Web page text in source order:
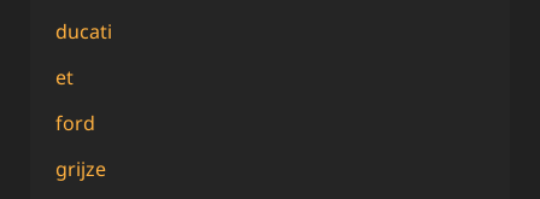
ducati
et
ford
grijze